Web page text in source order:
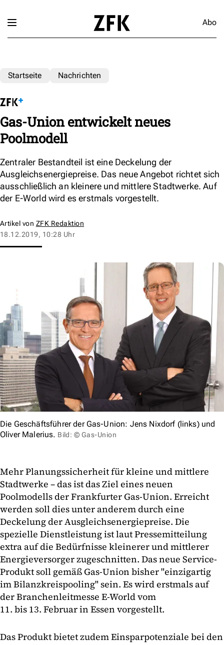
Abo
Startseite Nachrichten
Gas-Union entwickelt neues
Poolmodell
Zentraler Bestandteil ist eine Deckelung der
Ausgleichsenergiepreise. Das neue Angebot richtet sich
ausschließlich an kleinere und mittlere Stadtwerke. Auf
der E-World wird es erstmals vorgestellt.
Artikel von ZFK Redaktion
18.12.2019, 10:28 Uhr
Die Geschäftsführer der Gas-Union: Jens Nixdorf (links) und
Oliver Malerius. Bild: © Gas-Union
Mehr Planungssicherheit für kleine und mittlere
Stadtwerke – das ist das Ziel eines neuen
Poolmodells der Frankfurter Gas-Union. Erreicht
werden soll dies unter anderem durch eine
Deckelung der Ausgleichsenergiepreise. Die
spezielle Dienstleistung ist laut Pressemitteilung
extra auf die Bedürfnisse kleinerer und mittlerer
Energieversorger zugeschnitten. Das neue Service-
Produkt soll gemäß Gas-Union bisher "einzigartig
im Bilanzkreispooling" sein. Es wird erstmals auf
der Branchenleitmesse E-World vom
11. bis 13. Februar in Essen vorgestellt.
Das Produkt bietet zudem Einsparpotenziale bei den